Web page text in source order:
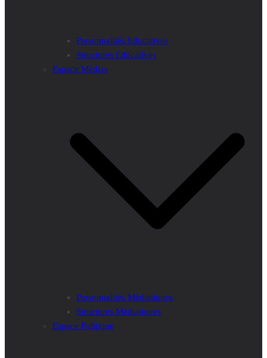
Personnalités Educatives
Structures Educatives
Espace Médias
Personnalités Médiatiques
Structures Médiatiques
Espace Politique